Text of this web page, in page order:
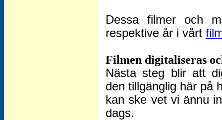
Dessa filmer och
respektive år i vårt
Filmen digitaliseras
Nästa steg blir att
den tillgänglig här på
kan ske vet vi ännu
dags.